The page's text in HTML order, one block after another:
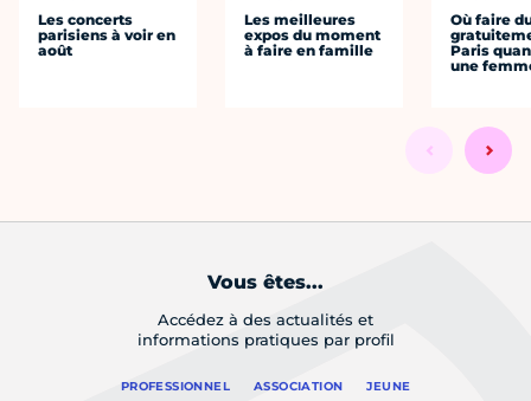
Les concerts
parisiens à voir en
août
Les meilleures
expos du moment
à faire en famille
Où faire
Paris
une
Vous êtes...
Accédez à des actualités et
informations pratiques par profil
PROFESSIONNEL ASSOCIATION JEUNE